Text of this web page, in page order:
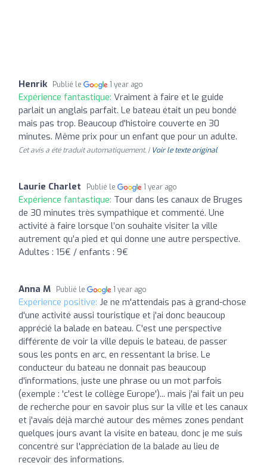
Henrik Publié le 1 year ago
Expérience fantastique: Vraiment à faire et le guide
parlait un anglais parfait. Le bateau était un peu bondé
mais pas trop. Beaucoup d'histoire couverte en 30
minutes. Même prix pour un enfant que pour un adulte.
Cet avis a été traduit automatiquement. | Voir le texte original
Laurie Charlet Publié le 1 year ago
Expérience fantastique: Tour dans les canaux de Bruges
de 30 minutes très sympathique et commenté. Une
activité à faire lorsque l’on souhaite visiter la ville
autrement qu’a pied et qui donne une autre perspective.
Adultes : 15€ / enfants : 9€
Anna M Publié le 1 year ago
Expérience positive: Je ne m'attendais pas à grand-chose
d'une activité aussi touristique et j'ai donc beaucoup
apprécié la balade en bateau. C'est une perspective
différente de voir la ville depuis le bateau, de passer
sous les ponts en arc, en ressentant la brise. Le
conducteur du bateau ne donnait pas beaucoup
d'informations, juste une phrase ou un mot parfois
(exemple : 'c'est le collège Europe')... mais j'ai fait un peu
de recherche pour en savoir plus sur la ville et les canaux
et j'avais déjà marché autour des mêmes zones pendant
quelques jours avant la visite en bateau, donc je me suis
concentré sur l'appréciation de la balade au lieu de
recevoir des informations.